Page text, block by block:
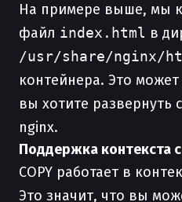
На примере выше, мы
файл index.html в
/usr/share/nginx/
контейнера. Это
вы хотите развернуть
nginx.
Поддержка контекста
COPY работает в
Это значит, что вы